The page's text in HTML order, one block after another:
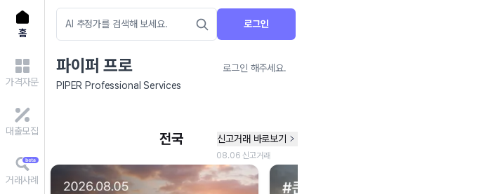
홈
가격자문
대출모집
거래사례
로그인
파이퍼 프로
로그인 해주세요.
PIPER Professional Services